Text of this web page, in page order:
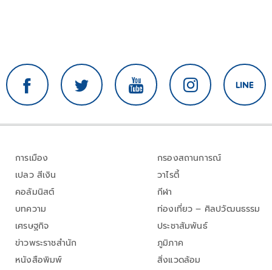
การเมือง
เปลว สีเงิน
คอลัมนิสต์
บทความ
เศรษฐกิจ
ข่าวพระราชสำนัก
หนังสือพิมพ์
กรองสถานการณ์
วาไรตี้
กีฬา
ท่องเที่ยว – ศิลปวัฒนธรรม
ประชาสัมพันธ์
ภูมิภาค
สิ่งแวดล้อม